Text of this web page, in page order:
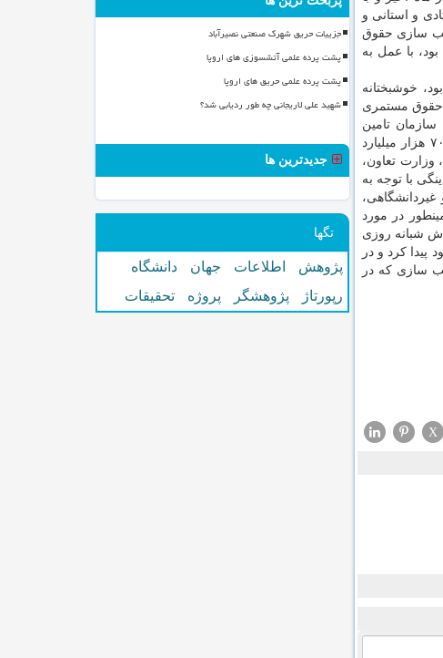
و استانی و
سازی حقوق
با عمل به
خوشبختانه
حقوق مستمری
تامین
اجتماعی با قدردانی از مساعدت و حمایت اعضاء شورای هماهنگی سران قوا در مورد تصویب و ابلاغ اعتبار، اختصاص و انتشار ۷۰ هزار میلیارد
تعاون،
با توجه به
در مورد
شبانه روزی
کرد و در
سازی که در
X
جزییات حریق شهرک صنعتی نصیرآباد
پشت پرده علمی آتشسوزی های اروپا
پشت پرده علمی حریق های اروپا
شهید علی لاریجانی چه طور ردیابی شد؟
جدیدترین ها
تگها
پژوهش اطلاعات جهان
دانشگاه
رپورتاژ
پژوهشگر پروژه تحقیقات